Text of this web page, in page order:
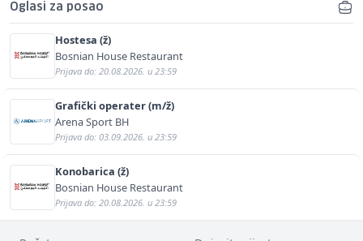
Oglasi za posao
Hostesa (ž)
Bosnian House Restaurant
Prijava do: 20.08.2026. u 23:59
Grafički operater (m/ž)
Arena Sport BH
Prijava do: 03.09.2026. u 23:59
Konobarica (ž)
Bosnian House Restaurant
Prijava do: 20.08.2026. u 23:59